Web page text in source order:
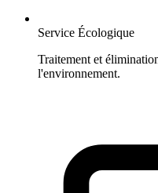
Service Écologique
Traitement et
l'environnement.